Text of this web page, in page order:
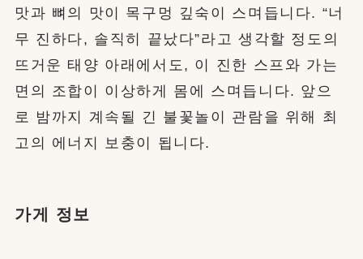
맛과 뼈의 맛이 목구멍 깊숙이 스며듭니다. “너
무 진하다, 솔직히 끝났다”라고 생각할 정도의
뜨거운 태양 아래에서도, 이 진한 스프와 가는
면의 조합이 이상하게 몸에 스며듭니다. 앞으
로 밤까지 계속될 긴 불꽃놀이 관람을 위해 최
고의 에너지 보충이 됩니다.
가게 정보